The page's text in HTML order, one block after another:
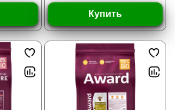
Купить